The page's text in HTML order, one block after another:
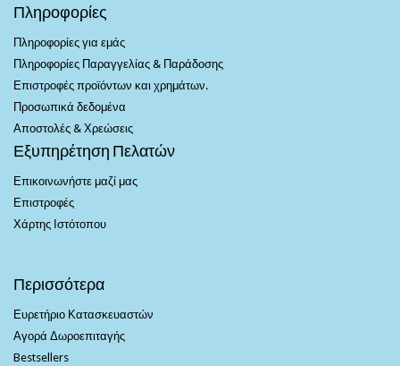
Πληροφορίες
Πληροφορίες για εμάς
Πληροφορίες Παραγγελίας & Παράδοσης
Επιστροφές προϊόντων και χρημάτων.
Προσωπικά δεδομένα
Αποστολές & Χρεώσεις
Εξυπηρέτηση Πελατών
Επικοινωνήστε μαζί μας
Επιστροφές
Χάρτης Ιστότοπου
Περισσότερα
Ευρετήριο Κατασκευαστών
Αγορά Δωροεπιταγής
Bestsellers